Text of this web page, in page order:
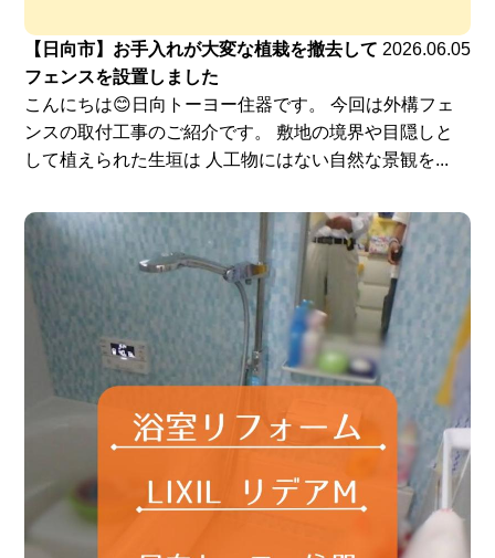
【日向市】お手入れが大変な植栽を撤去して
フェンスを設置しました
2026.06.05
こんにちは😊日向トーヨー住器です。 今回は外構フェ
ンスの取付工事のご紹介です。 敷地の境界や目隠しと
して植えられた生垣は 人工物にはない自然な景観を...